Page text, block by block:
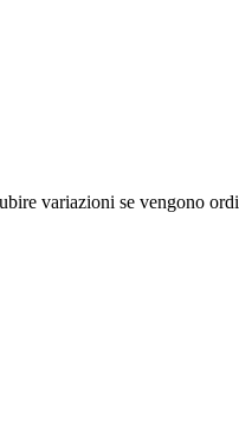
variazioni se vengono